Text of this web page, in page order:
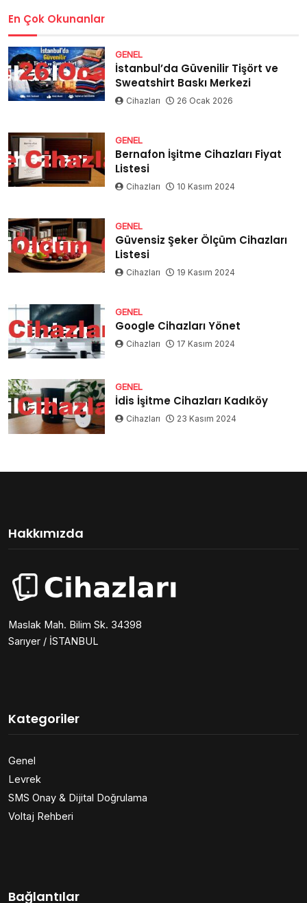
En Çok Okunanlar
GENEL
İstanbul’da Güvenilir Tişört ve
Sweatshirt Baskı Merkezi
Cihazları 26 Ocak 2026
GENEL
Bernafon İşitme Cihazları Fiyat
Listesi
Cihazları 10 Kasım 2024
GENEL
Güvensiz Şeker Ölçüm Cihazları
Listesi
Cihazları 19 Kasım 2024
GENEL
Google Cihazları Yönet
Cihazları 17 Kasım 2024
GENEL
İdis İşitme Cihazları Kadıköy
Cihazları 23 Kasım 2024
Hakkımızda
Maslak Mah. Bilim Sk. 34398
Sarıyer / İSTANBUL
Kategoriler
Genel
Levrek
SMS Onay & Dijital Doğrulama
Voltaj Rehberi
Bağlantılar